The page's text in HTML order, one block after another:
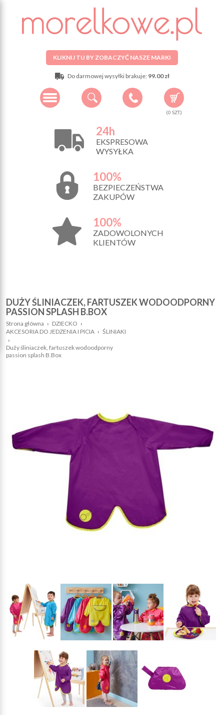
KLIKNIJ TU BY ZOBACZYĆ NASZE MARKI
Do darmowej wysyłki brakuje: 99.00 zł
(0 SZT.)
24h
EKSPRESOWA
WYSYŁKA
100%
BEZPIECZEŃSTWA
ZAKUPÓW
100%
ZADOWOLONYCH
KLIENTÓW
DUŻY ŚLINIACZEK, FARTUSZEK WODOODPORNY
PASSION SPLASH B.BOX
Strona główna › DZIECKO ›
AKCESORIA DO JEDZENIA I PICIA › ŚLINIAKI
›
Duży śliniaczek, fartuszek wodoodporny
passion splash B.Box